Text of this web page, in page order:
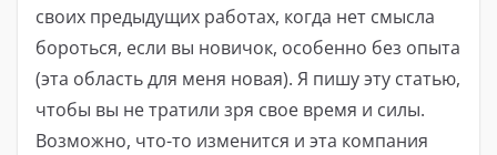
своих предыдущих работах, когда нет смысла
бороться, если вы новичок, особенно без опыта
(эта область для меня новая). Я пишу эту статью,
чтобы вы не тратили зря свое время и силы.
Возможно, что-то изменится и эта компания